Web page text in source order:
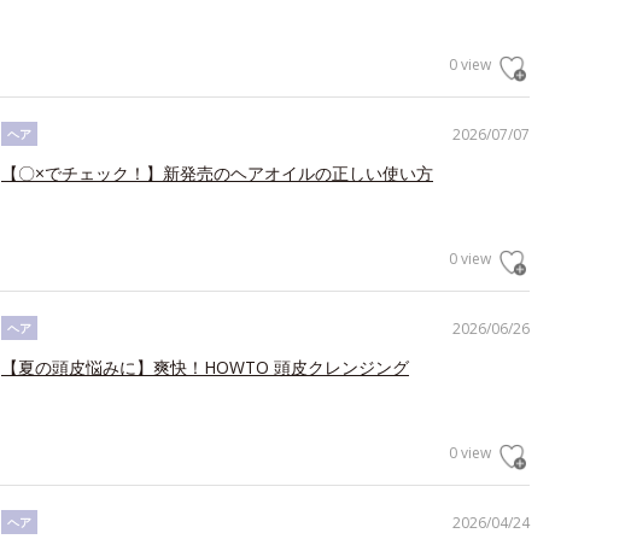
0 view
2026/07/07
ヘア
【〇×でチェック！】新発売のヘアオイルの正しい使い方
0 view
2026/06/26
ヘア
【夏の頭皮悩みに】爽快！HOWTO 頭皮クレンジング
0 view
2026/04/24
ヘア